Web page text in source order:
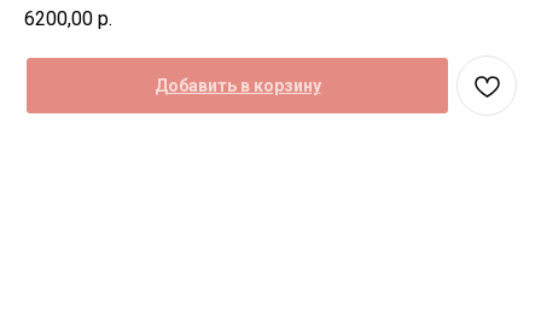
6200,00 р.
Добавить в корзину